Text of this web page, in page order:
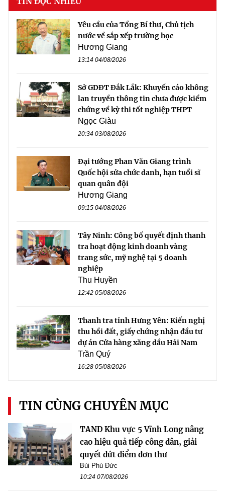
Yêu cầu của Tổng Bí thư, Chủ tịch
nước về sắp xếp trường học
Hương Giang
13:14 04/08/2026
Sở GDĐT Đắk Lắk: Khuyến cáo không
lan truyền thông tin chưa được kiểm
chứng về kỳ thi tốt nghiệp THPT
Ngọc Giàu
20:34 03/08/2026
Đại tướng Phan Văn Giang trình
Quốc hội sửa chức danh, hạn tuổi sĩ
quan quân đội
Hương Giang
09:15 04/08/2026
Tây Ninh: Công bố quyết định thanh
tra hoạt động kinh doanh vàng
trang sức, mỹ nghệ tại 5 doanh
nghiệp
Thu Huyền
12:42 05/08/2026
Thanh tra tỉnh Hưng Yên: Kiến nghị
thu hồi đất, giấy chứng nhận đầu tư
dự án Cửa hàng xăng dầu Hải Nam
Trần Quý
16:28 05/08/2026
TIN CÙNG CHUYÊN MỤC
TAND Khu vực 5 Vĩnh Long nâng
cao hiệu quả tiếp công dân, giải
quyết dứt điểm đơn thư
Bùi Phú Đức
10:24 07/08/2026